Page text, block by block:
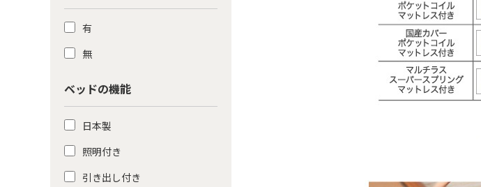
有
無
ベッドの機能
日本製
照明付き
引き出し付き